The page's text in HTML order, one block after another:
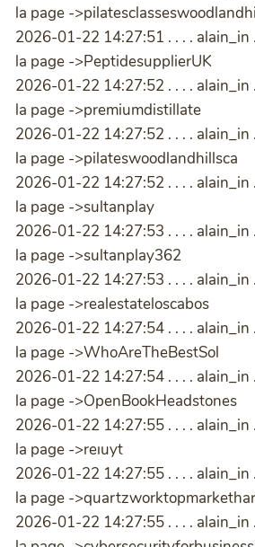
la page -
2026-01-22 14:27:51 . . . . alain_in
la page ->PeptidesupplierUK
2026-01-22 14:27:52 . . . . alain_in
la page ->premiumdistillate
2026-01-22 14:27:52 . . . . alain_in
la page ->pilateswoodlandhillsca
2026-01-22 14:27:52 . . . . alain_in
la page ->sultanplay
2026-01-22 14:27:53 . . . . alain_in
la page ->sultanplay362
2026-01-22 14:27:53 . . . . alain_in
la page ->realestateloscabos
2026-01-22 14:27:54 . . . . alain_in
la page ->WhoAreTheBestSol
2026-01-22 14:27:54 . . . . alain_in
la page ->OpenBookHeadstones
2026-01-22 14:27:55 . . . . alain_in
la page ->reıuyt
2026-01-22 14:27:55 . . . . alain_in
la page -
2026-01-22 14:27:55 . . . . alain_in